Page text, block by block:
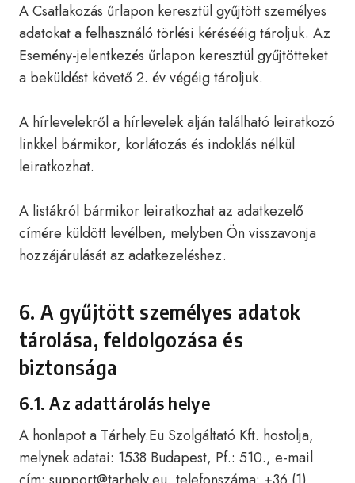
A Csatlakozás űrlapon keresztül gyűjtött személyes
adatokat a felhasználó törlési kérésééig tároljuk. Az
Esemény-jelentkezés űrlapon keresztül gyűjtötteket
a beküldést követő 2. év végéig tároljuk.
A hírlevelekről a hírlevelek alján található leiratkozó
linkkel bármikor, korlátozás és indoklás nélkül
leiratkozhat.
A listákról bármikor leiratkozhat az adatkezelő
címére küldött levélben, melyben Ön visszavonja
hozzájárulását az adatkezeléshez.
6. A gyűjtött személyes adatok
tárolása, feldolgozása és
biztonsága
6.1. Az adattárolás helye
A honlapot a Tárhely.Eu Szolgáltató Kft. hostolja,
melynek adatai: 1538 Budapest, Pf.: 510., e-mail